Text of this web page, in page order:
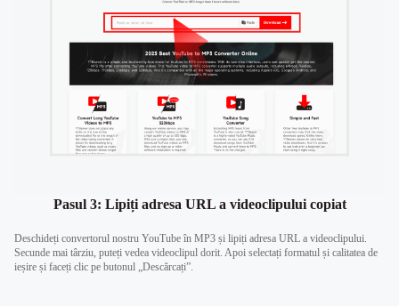
Pasul 3: Lipiți adresa URL a videoclipului copiat
Deschideți convertorul nostru YouTube în MP3 și lipiți adresa URL a videoclipului.
Secunde mai târziu, puteți vedea videoclipul dorit. Apoi selectați formatul și calitatea de
ieșire și faceți clic pe butonul „Descărcați”.